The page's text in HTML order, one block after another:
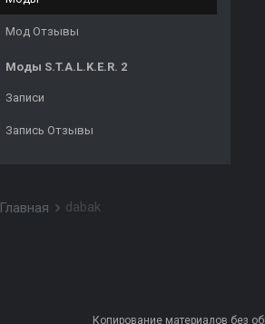
Мод Отзывы
Моды S.T.A.L.K.E.R. 2
Записи
Запись Отзывы
Главная dabak
Копирование материалов без